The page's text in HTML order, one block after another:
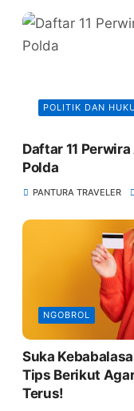
POLITIK DAN
Daftar 11
Polda
PANTURA TRAVELER
NGOBROL
Suka
Tips Berikut
Terus!